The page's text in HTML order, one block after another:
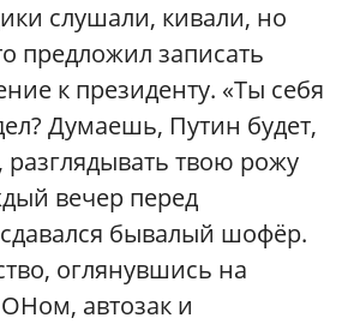
слушали, кивали, но
предложил записать
к президенту. «Ты себя
Думаешь, Путин будет,
разглядывать твою рожу
вечер перед
бывалый шофёр.
оглянувшись на
автозак и